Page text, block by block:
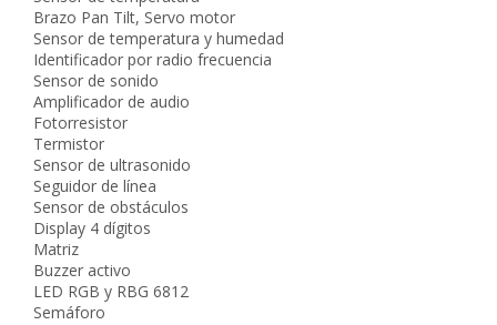
Brazo Pan Tilt, Servo motor
Sensor de temperatura y humedad
Identificador por radio frecuencia
Sensor de sonido
Amplificador de audio
Fotorresistor
Termistor
Sensor de ultrasonido
Seguidor de línea
Sensor de obstáculos
Display 4 dígitos
Matriz
Buzzer activo
LED RGB y RBG 6812
Semáforo